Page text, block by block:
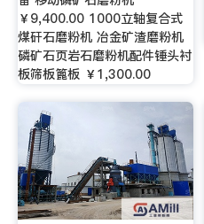
￥9,400.00 1000立轴复合式
煤矸石磨粉机 冶金矿渣磨粉机
磷矿石页岩石磨粉机配件锤头衬
板筛板篦板 ￥1,300.00